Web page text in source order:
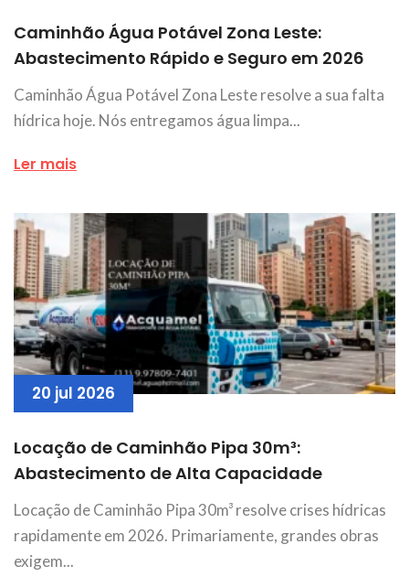
Caminhão Água Potável Zona Leste:
Abastecimento Rápido e Seguro em 2026
Caminhão Água Potável Zona Leste resolve a sua falta
hídrica hoje. Nós entregamos água limpa...
Ler mais
20 jul 2026
Locação de Caminhão Pipa 30m³:
Abastecimento de Alta Capacidade
Locação de Caminhão Pipa 30m³ resolve crises hídricas
rapidamente em 2026. Primariamente, grandes obras
exigem...